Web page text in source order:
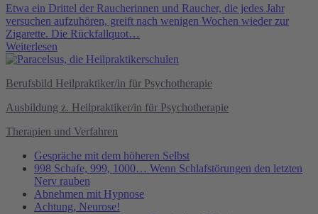
Etwa ein Drittel der Raucherinnen und Raucher, die jedes Jahr
versuchen aufzuhören, greift nach wenigen Wochen wieder zur
Zigarette. Die Rückfallquot…
Weiterlesen
Berufsbild Heilpraktiker/in für Psychotherapie
Ausbildung z. Heilpraktiker/in für Psychotherapie
Therapien und Verfahren
Gespräche mit dem höheren Selbst
998 Schafe, 999, 1000… Wenn Schlafstörungen den letzten
Nerv rauben
Abnehmen mit Hypnose
Achtung, Neurose!